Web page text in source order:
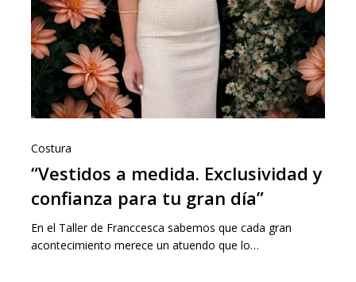
Costura
“Vestidos a medida. Exclusividad y
confianza para tu gran día”
En el Taller de Franccesca sabemos que cada gran
acontecimiento merece un atuendo que lo…